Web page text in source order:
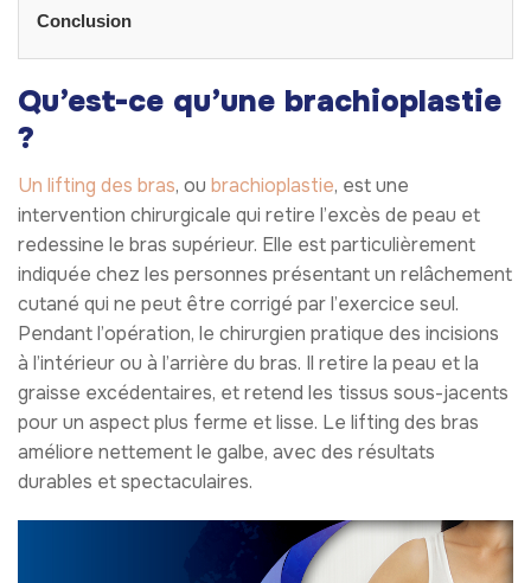
Conclusion
Qu’est-ce qu’une brachioplastie
?
Un lifting des bras, ou brachioplastie, est une
intervention chirurgicale qui retire l’excès de peau et
redessine le bras supérieur. Elle est particulièrement
indiquée chez les personnes présentant un relâchement
cutané qui ne peut être corrigé par l’exercice seul.
Pendant l’opération, le chirurgien pratique des incisions
à l’intérieur ou à l’arrière du bras. Il retire la peau et la
graisse excédentaires, et retend les tissus sous-jacents
pour un aspect plus ferme et lisse. Le lifting des bras
améliore nettement le galbe, avec des résultats
durables et spectaculaires.